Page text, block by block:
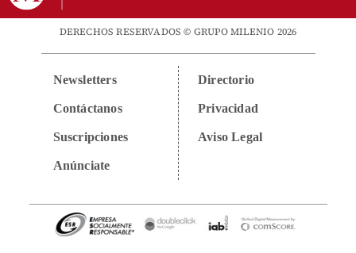
DERECHOS RESERVADOS © GRUPO MILENIO 2026
Newsletters
Contáctanos
Suscripciones
Anúnciate
Directorio
Privacidad
Aviso Legal